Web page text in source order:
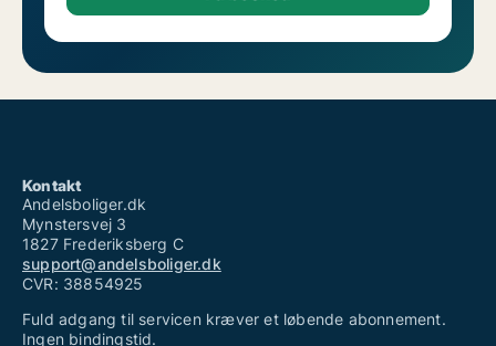
Kontakt
Andelsboliger.dk
Mynstersvej 3
1827 Frederiksberg C
support@andelsboliger.dk
CVR: 38854925
Fuld adgang til servicen kræver et løbende abonnement.
Ingen bindingstid.